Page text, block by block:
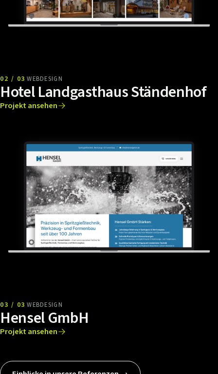
02 / 03 WEBDESIGN
Hotel Landgasthaus Ständenhof
Projekt ansehen
03 / 03 WEBDESIGN
Hensel GmbH
Projekt ansehen